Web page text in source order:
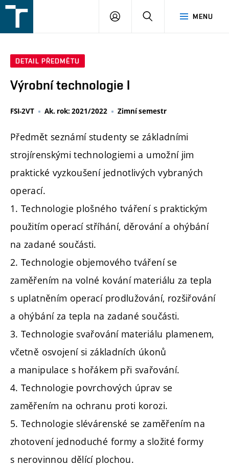
v
MENU
PŘIHLÁŠENÍ
DETAIL PŘEDMĚTU
Výrobní technologie I
FSI-2VT Ak. rok: 2021/2022 Zimní semestr
Předmět seznámí studenty se základními
strojírenskými technologiemi a umožní jim
praktické vyzkoušení jednotlivých vybraných
operací.
1. Technologie plošného tváření s praktickým
použitím operací stříhání, děrování a ohýbání
na zadané součásti.
2. Technologie objemového tváření se
zaměřením na volné kování materiálu za tepla
s uplatněním operací prodlužování, rozšiřování
a ohýbání za tepla na zadané součásti.
3. Technologie svařování materiálu plamenem,
včetně osvojení si základních úkonů
a manipulace s hořákem při svařování.
4. Technologie povrchových úprav se
zaměřením na ochranu proti korozi.
5. Technologie slévárenské se zaměřením na
zhotovení jednoduché formy a složité formy
s nerovinnou dělící plochou.